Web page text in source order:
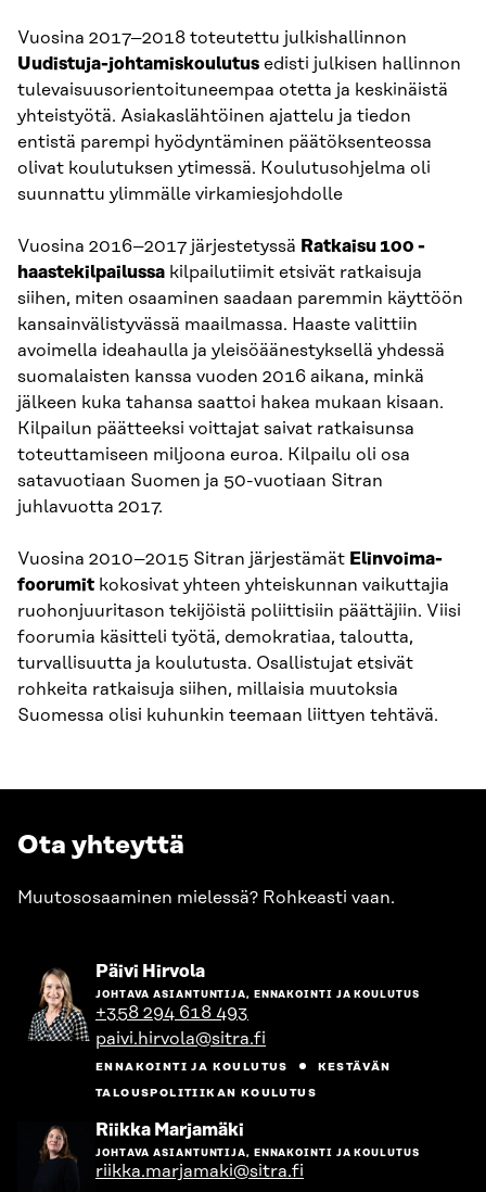
Vuosina 2017–2018 toteutettu julkishallinnon
Uudistuja-johtamiskoulutus edisti julkisen hallinnon
tulevaisuusorientoituneempaa otetta ja keskinäistä
yhteistyötä. Asiakaslähtöinen ajattelu ja tiedon
entistä parempi hyödyntäminen päätöksenteossa
olivat koulutuksen ytimessä. Koulutusohjelma oli
suunnattu ylimmälle virkamiesjohdolle
Vuosina 2016–2017 järjestetyssä Ratkaisu 100 -
haastekilpailussa kilpailutiimit etsivät ratkaisuja
siihen, miten osaaminen saadaan paremmin käyttöön
kansainvälistyvässä maailmassa. Haaste valittiin
avoimella ideahaulla ja yleisöäänestyksellä yhdessä
suomalaisten kanssa vuoden 2016 aikana, minkä
jälkeen kuka tahansa saattoi hakea mukaan kisaan.
Kilpailun päätteeksi voittajat saivat ratkaisunsa
toteuttamiseen miljoona euroa. Kilpailu oli osa
satavuotiaan Suomen ja 50-vuotiaan Sitran
juhlavuotta 2017.
Vuosina 2010–2015 Sitran järjestämät Elinvoima-
foorumit kokosivat yhteen yhteiskunnan vaikuttajia
ruohonjuuritason tekijöistä poliittisiin päättäjiin. Viisi
foorumia käsitteli työtä, demokratiaa, taloutta,
turvallisuutta ja koulutusta. Osallistujat etsivät
rohkeita ratkaisuja siihen, millaisia muutoksia
Suomessa olisi kuhunkin teemaan liittyen tehtävä.
Ota yhteyttä
Muutososaaminen mielessä? Rohkeasti vaan.
Päivi HirvolaSiirry
henkilön
sivulle
JOHTAVA ASIANTUNTIJA, ENNAKOINTI JA KOULUTUS
+358 294 618 493
paivi.hirvola@sitra.fi
ENNAKOINTI JA KOULUTUS
KESTÄVÄN
TALOUSPOLITIIKAN KOULUTUS
Riikka Marjamäki
henkilön
sivulle
JOHTAVA ASIANTUNTIJA, ENNAKOINTI JA KOULUTUS
riikka.marjamaki@sitra.fi